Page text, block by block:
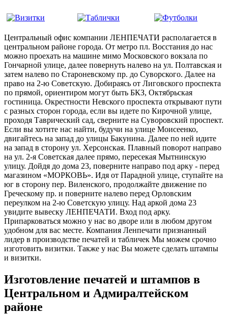
Центральный офис компании ЛЕНПЕЧАТИ располагается в
центральном районе города. От метро пл. Восстания до нас
можно проехать на машине мимо Московского вокзала по
Гончарной улице, далее повернуть налево на ул. Полтавская и
затем налево по Староневскому пр. до Суворского. Далее на
право на 2-ю Советскую. Добираясь от Лиговского проспекта
по прямой, ориентиром могут быть БКЗ, Октябрьская
гостиница. Окрестности Невского проспекта открывают пути
с разных сторон города, если вы идете по Кирочной улице,
проходя Таврический сад, сверните на Суворовский проспект.
Если вы хотите нас найти, будучи на улице Моисеенко,
двигайтесь на запад до улицы Бакунина. Далее по ней идите
на запад в сторону ул. Херсонская. Плавный поворот направо
на ул. 2-я Советская далее прямо, пересекая Мытнинскую
улицу. Дойдя до дома 23, поверните направо под арку - перед
магазином «МОРКОВЬ». Идя от Парадной улице, ступайте на
юг в сторону пер. Виленского, продолжайте движение по
Греческому пр. и поверните налево перед Орловским
переулком на 2-ю Советскую улицу. Над аркой дома 23
увидите вывеску ЛЕНПЕЧАТИ. Вход под арку.
Припарковаться можно у нас во дворе или в любом другом
удобном для вас месте. Компания Ленпечати признанный
лидер в производстве печатей и табличек Мы можем срочно
изготовить визитки. Также у нас Вы можете сделать штампы
и визитки.
Изготовление печатей и штампов в
Центральном и Адмиралтейском
районе